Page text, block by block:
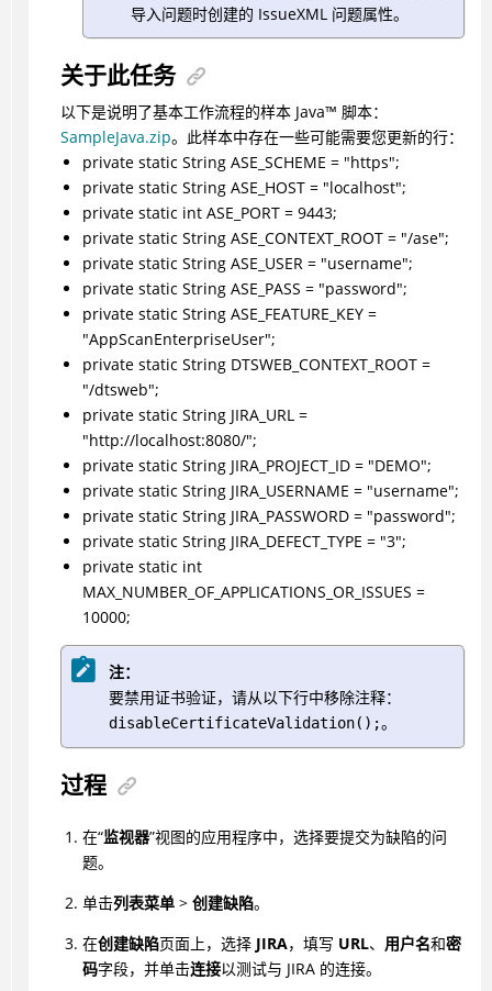
导入问题时创建的 IssueXML 问题属性。
关于此任务
以下是说明了基本工作流程的样本 Java™ 脚本：
SampleJava.zip。此样本中存在一些可能需要您更新的行：
private static String ASE_SCHEME = "https";
private static String ASE_HOST = "localhost";
private static int ASE_PORT = 9443;
private static String ASE_CONTEXT_ROOT = "/ase";
private static String ASE_USER = "username";
private static String ASE_PASS = "password";
private static String ASE_FEATURE_KEY =
"AppScanEnterpriseUser";
private static String DTSWEB_CONTEXT_ROOT =
"/dtsweb";
private static String JIRA_URL =
"http://localhost:8080/";
private static String JIRA_PROJECT_ID = "DEMO";
private static String JIRA_USERNAME = "username";
private static String JIRA_PASSWORD = "password";
private static String JIRA_DEFECT_TYPE = "3";
private static int
MAX_NUMBER_OF_APPLICATIONS_OR_ISSUES =
10000;
注：
要禁用证书验证，请从以下行中移除注释：
disableCertificateValidation();。
过程
在“监视器”视图的应用程序中，选择要提交为缺陷的问
题。
单击列表菜单> 创建缺陷。
在创建缺陷页面上，选择 JIRA，填写 URL、 用户名和密
码字段，并单击连接以测试与 JIRA 的连接。